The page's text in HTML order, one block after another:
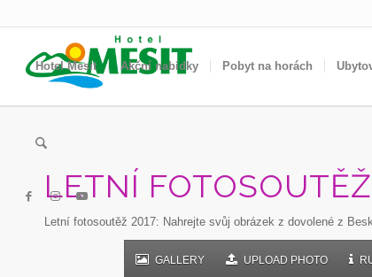
Hotel Mesit Akční nabídky Pobyt na horách
LETNÍ
Letní fotosoutěž 2017: Nahrejte svůj obrázek z dovolené z
GALLERY UPLOAD PHOTO